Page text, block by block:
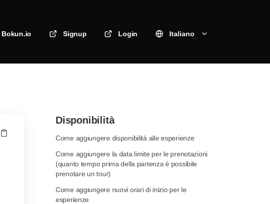
Bokun.io Signup Login Italiano
Disponibilità
Come aggiungere disponibilità alle esperienze
Come aggiungere la data limite per le prenotazioni
(quanto tempo prima della partenza è possibile
prenotare un tour)
Come aggiungere nuovi orari di inizio per le
esperienze